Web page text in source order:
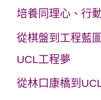
培養同理心、行
從棋盤到工程藍
UCL工程夢
從林口康橋到